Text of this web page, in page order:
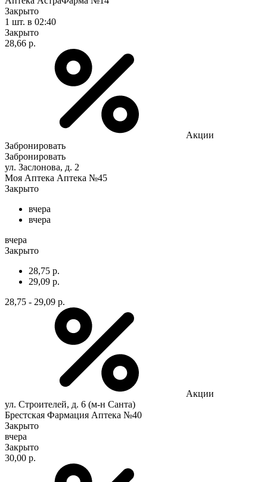
Закрыто
1 шт. в 02:40
Закрыто
28,66 р.
Акции
Забронировать
Забронировать
ул. Заслонова, д. 2
Моя Аптека Аптека №45
Закрыто
вчера
вчера
вчера
Закрыто
28,75 р.
29,09 р.
28,75 - 29,09 р.
Акции
ул. Строителей, д. 6 (м-н Санта)
Брестская Фармация Аптека №40
Закрыто
вчера
Закрыто
30,00 р.